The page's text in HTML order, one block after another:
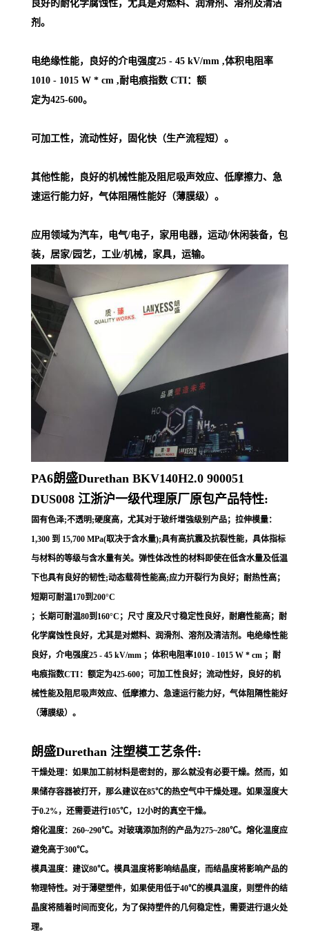
良好的耐化学腐蚀性，尤其是对燃料、润滑剂、溶剂及清洁
剂。
电绝缘性能，良好的介电强度25 - 45 kV/mm ,体积电阻率
1010 - 1015 W * cm ,耐电痕指数 CTI：额
定为425-600。
可加工性，流动性好，固化快（生产流程短）。
其他性能，良好的机械性能及阻尼吸声效应、低摩擦力、急
速运行能力好，气体阻隔性能好（薄膜级）。
应用领域为汽车，电气/电子，家用电器，运动/休闲装备，包
装，居家/园艺，工业/机械，家具，运输。
PA6朗盛Durethan BKV140H2.0 900051
DUS008 江浙沪一级代理原厂原包产品特性:
固有色泽;不透明;硬度高，尤其对于玻纤增強级别产品；拉伸模量：
1,300 到 15,700 MPa(取决于含水量);具有高抗震及抗裂性能，具体指标
与材料的等级与含水量有关。弹性体改性的材料即使在低含水量及低温
下也具有良好的韧性;动态载荷性能高;应力开裂行为良好；耐热性高；
短期可耐温170到200°C
；长期可耐温80到160°C；尺寸 度及尺寸稳定性良好，耐磨性能高；耐
化学腐蚀性良好，尤其是对燃料、润滑剂、溶剂及清洁剂。电绝缘性能
良好，介电强度25 - 45 kV/mm ；体积电阻率1010 - 1015 W * cm ；耐
电痕指数CTI：额定为425-600；可加工性良好；流动性好，良好的机
械性能及阻尼吸声效应、低摩擦力、急速运行能力好，气体阻隔性能好
（薄膜级）。
朗盛Durethan 注塑模工艺条件:
干燥处理：如果加工前材料是密封的，那么就没有必要干燥。然而，如
果储存容器被打开，那么建议在85℃的热空气中干燥处理。如果湿度大
于0.2%，还需要进行105℃，12小时的真空干燥。
熔化温度：260~290℃。对玻璃添加剂的产品为275~280℃。熔化温度应
避免高于300℃。
模具温度：建议80℃。模具温度将影响结晶度，而结晶度将影响产品的
物理特性。对于薄壁塑件，如果使用低于40℃的模具温度，则塑件的结
晶度将随着时间而变化，为了保持塑件的几何稳定性，需要进行退火处
理。